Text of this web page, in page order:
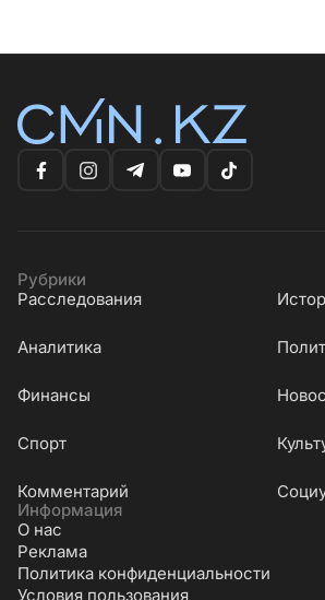
Рубрики
Расследования
Аналитика
Финансы
Cпорт
Комментарий
Информация
О нас
Реклама
Политика конфиденциальности
Условия пользования